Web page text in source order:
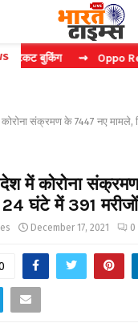
बुकिंग ⇝ Oppo Reno 16
संक्रमण के 7447 नए मामले,
में कोरोना
घंटे में 391
December 17, 2021 0